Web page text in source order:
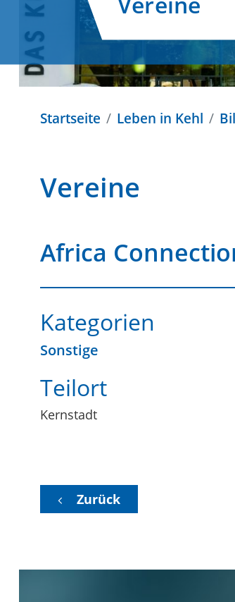
Startseite Leben in Kehl
Vereine
Africa
Kategorien
Sonstige
Teilort
Kernstadt
Zurück